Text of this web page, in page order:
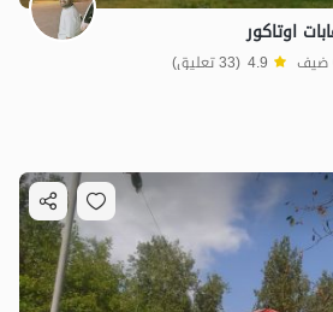
اوتاکور
4.9 (33 تعليق)